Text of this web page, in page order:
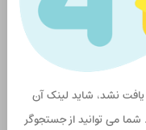
نشد، شاید لینک آن
می توانید از جستجوگر